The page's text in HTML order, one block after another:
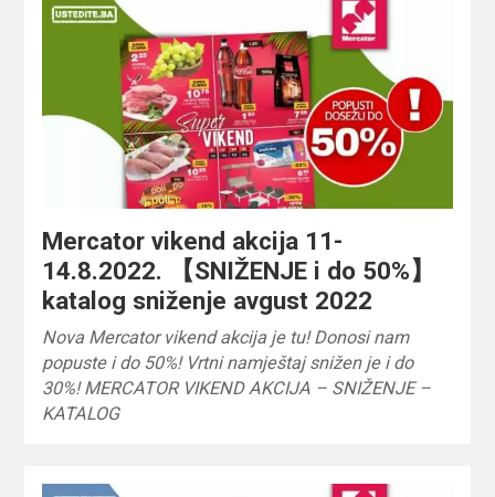
Mercator vikend akcija 11-
14.8.2022. 【SNIŽENJE i do 50%】
katalog sniženje avgust 2022
Nova Mercator vikend akcija je tu! Donosi nam
popuste i do 50%! Vrtni namještaj snižen je i do
30%! MERCATOR VIKEND AKCIJA – SNIŽENJE –
KATALOG